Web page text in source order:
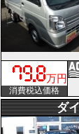
万円
消費税込価格
ダ